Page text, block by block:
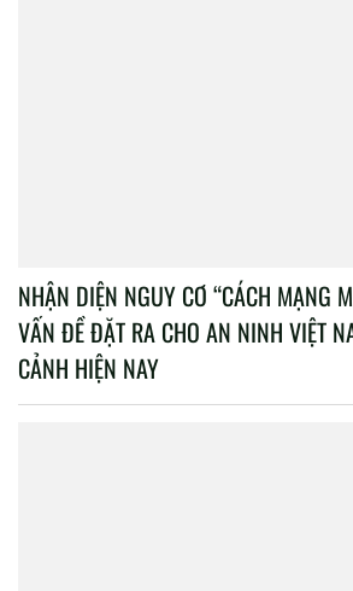
NHẬN DIỆN NGUY CƠ “CÁCH MẠNG
VẤN ĐỀ ĐẶT RA CHO AN NINH VIỆT
CẢNH HIỆN NAY